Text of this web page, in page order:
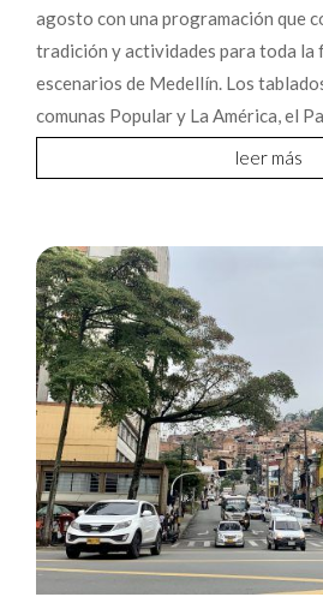
agosto con una programación que
tradición y actividades para toda la
escenarios de Medellín. Los
comunas Popular y La América, el
leer más